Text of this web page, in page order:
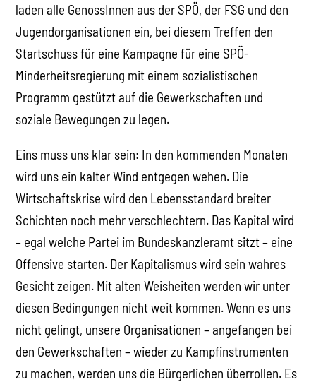
laden alle GenossInnen aus der SPÖ, der FSG und den
Jugendorganisationen ein, bei diesem Treffen den
Startschuss für eine Kampagne für eine SPÖ-
Minderheitsregierung mit einem sozialistischen
Programm gestützt auf die Gewerkschaften und
soziale Bewegungen zu legen.
Eins muss uns klar sein: In den kommenden Monaten
wird uns ein kalter Wind entgegen wehen. Die
Wirtschaftskrise wird den Lebensstandard breiter
Schichten noch mehr verschlechtern. Das Kapital wird
– egal welche Partei im Bundeskanzleramt sitzt – eine
Offensive starten. Der Kapitalismus wird sein wahres
Gesicht zeigen. Mit alten Weisheiten werden wir unter
diesen Bedingungen nicht weit kommen. Wenn es uns
nicht gelingt, unsere Organisationen – angefangen bei
den Gewerkschaften – wieder zu Kampfinstrumenten
zu machen, werden uns die Bürgerlichen überrollen. Es